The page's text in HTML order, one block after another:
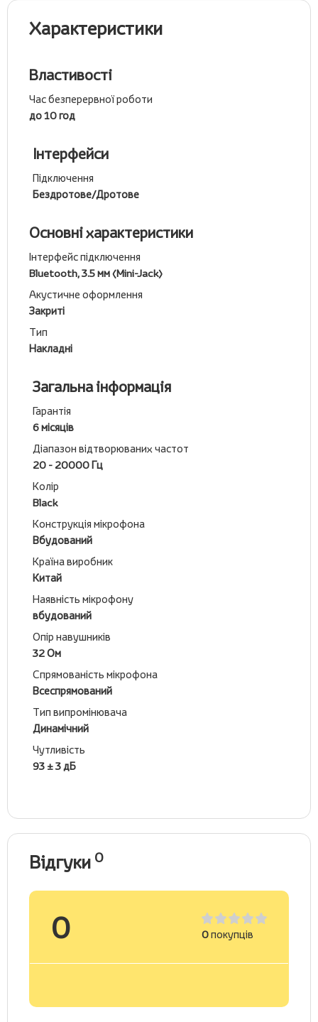
Характеристики
Властивості
Час безперервної роботи
до 10 год
Інтерфейси
Підключення
Бездротове/Дротове
Основні характеристики
Інтерфейс підключення
Bluetooth, 3.5 мм (Mini-Jack)
Акустичне оформлення
Закриті
Тип
Накладні
Загальна інформація
Гарантія
6 місяців
Діапазон відтворюваних частот
20 - 20000 Гц
Колір
Black
Конструкція мікрофона
Вбудований
Країна виробник
Китай
Наявність мікрофону
вбудований
Опір навушників
32 Ом
Спрямованість мікрофона
Всеспрямований
Тип випромінювача
Динамічний
Чутливість
93 ± 3 дБ
Відгуки 0
0 0покупців